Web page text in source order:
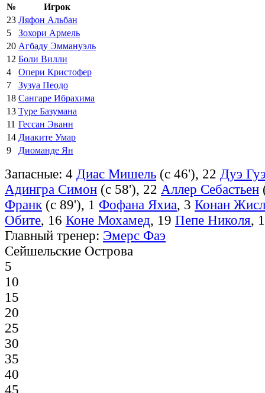
№
Игрок
23 Ляфон Альбан
5
Зохори Армель
20 Агбаду Эммануэль
12 Боли Вилли
4
Опери Кристофер
7
Зузуа Пеодо
18 Сангаре Ибрахима
13 Туре Базумана
11 Гессан Эванн
14 Диаките Умар
9
Диоманде Ян
Запасные: 4 Диас Мишель (с 46'), 22 Дуэ
Адингра Симон (с 58'), 22 Аллер Себастьен
Франк (с 89'), 1 Фофана Яхиа, 3 Конан
Обите, 16 Коне Мохамед, 19 Пепе Николя,
Главный тренер: Эмерс Фаэ
Сейшельские Острова
5
10
15
20
25
30
35
40
45